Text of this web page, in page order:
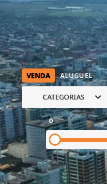
VENDA ALUGUEL
CATEGORIAS
0